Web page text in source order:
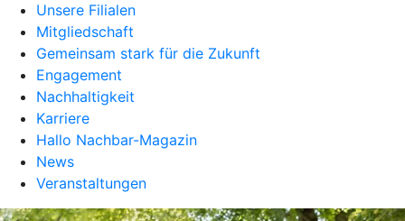
Unsere Filialen
Mitgliedschaft
Gemeinsam stark für die Zukunft
Engagement
Nachhaltigkeit
Karriere
Hallo Nachbar-Magazin
News
Veranstaltungen